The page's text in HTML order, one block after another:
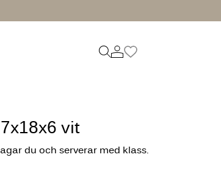
vit
du och serverar med klass.